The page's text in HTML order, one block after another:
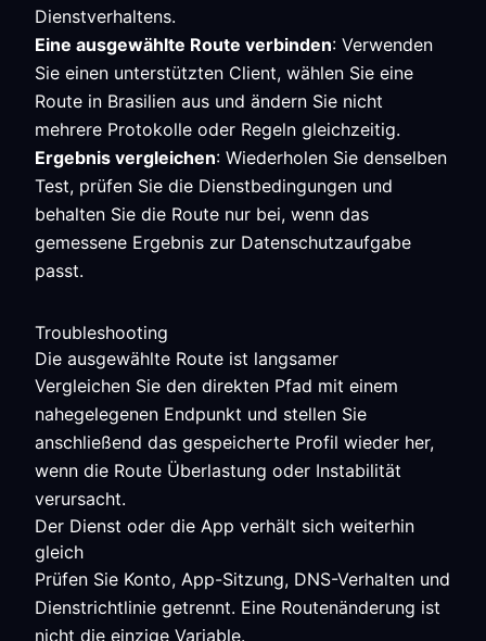
Dienstverhaltens.
Eine ausgewählte Route verbinden: Verwenden
Sie einen unterstützten Client, wählen Sie eine
Route in Brasilien aus und ändern Sie nicht
mehrere Protokolle oder Regeln gleichzeitig.
Ergebnis vergleichen: Wiederholen Sie denselben
Test, prüfen Sie die Dienstbedingungen und
behalten Sie die Route nur bei, wenn das
gemessene Ergebnis zur Datenschutzaufgabe
passt.
Troubleshooting
Die ausgewählte Route ist langsamer
Vergleichen Sie den direkten Pfad mit einem
nahegelegenen Endpunkt und stellen Sie
anschließend das gespeicherte Profil wieder her,
wenn die Route Überlastung oder Instabilität
verursacht.
Der Dienst oder die App verhält sich weiterhin
gleich
Prüfen Sie Konto, App-Sitzung, DNS-Verhalten und
Dienstrichtlinie getrennt. Eine Routenänderung ist
nicht die einzige Variable.